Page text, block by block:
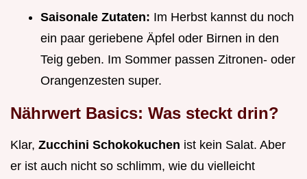
Saisonale Zutaten: Im Herbst kannst du noch
ein paar geriebene Äpfel oder Birnen in den
Teig geben. Im Sommer passen Zitronen- oder
Orangenzesten super.
Nährwert Basics: Was steckt drin?
Klar, Zucchini Schokokuchen ist kein Salat. Aber
er ist auch nicht so schlimm, wie du vielleicht